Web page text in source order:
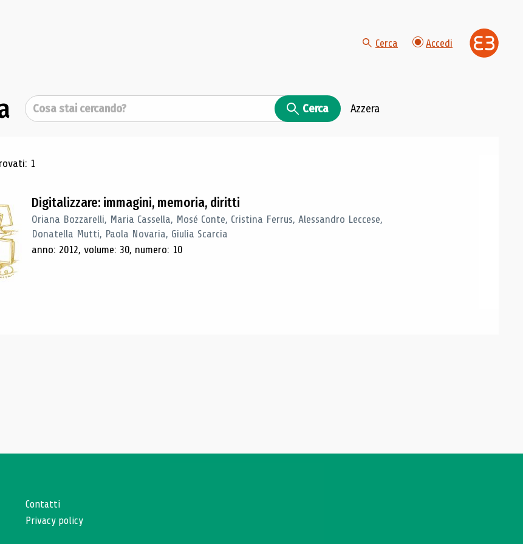
Cerca Accedi
Cerca Cerca Azzera
di ricerca
1
Digitalizzare: immagini, memoria, diritti
Oriana Bozzarelli, Maria Cassella, Mosé Conte, Cristina Ferrus, Alessandro Leccese,
Donatella Mutti, Paola Novaria, Giulia Scarcia
anno: 2012, volume: 30, numero: 10
Contatti
Privacy policy